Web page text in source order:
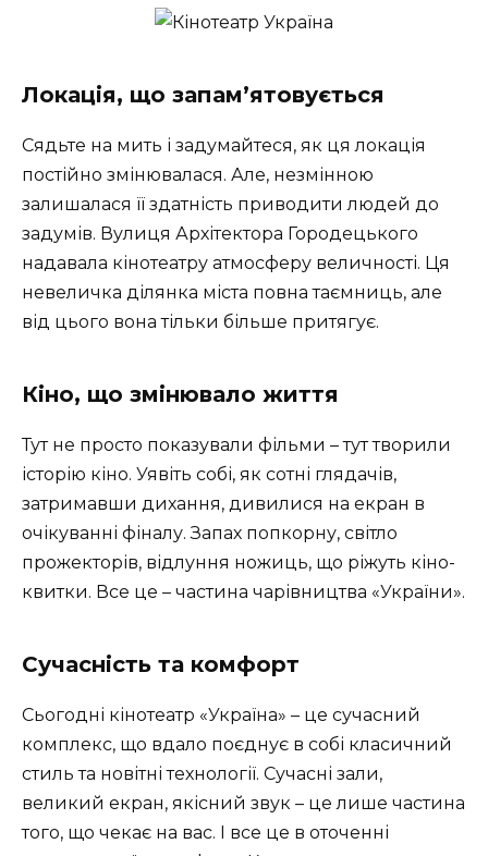
Локація, що запам’ятовується
Сядьте на мить і задумайтеся, як ця локація
постійно змінювалася. Але, незмінною
залишалася її здатність приводити людей до
задумів. Вулиця Архітектора Городецького
надавала кінотеатру атмосферу величності. Ця
невеличка ділянка міста повна таємниць, але
від цього вона тільки більше притягує.
Кіно, що змінювало життя
Тут не просто показували фільми – тут творили
історію кіно. Уявіть собі, як сотні глядачів,
затримавши дихання, дивилися на екран в
очікуванні фіналу. Запах попкорну, світло
прожекторів, відлуння ножиць, що ріжуть кіно-
квитки. Все це – частина чарівництва «України».
Сучасність та комфорт
Сьогодні кінотеатр «Україна» – це сучасний
комплекс, що вдало поєднує в собі класичний
стиль та новітні технології. Сучасні зали,
великий екран, якісний звук – це лише частина
того, що чекає на вас. І все це в оточенні